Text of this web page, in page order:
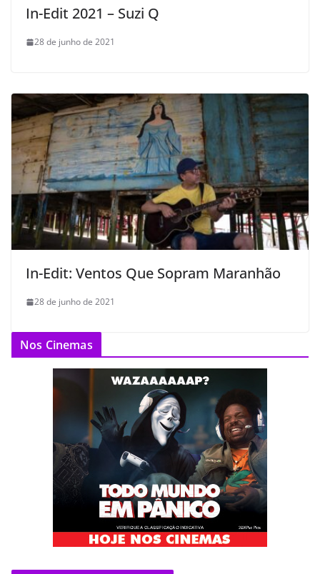
In-Edit 2021 – Suzi Q
28 de junho de 2021
In-Edit: Ventos Que Sopram Maranhão
28 de junho de 2021
Nos Cinemas